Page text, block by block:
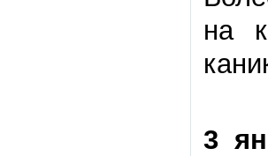
на
3